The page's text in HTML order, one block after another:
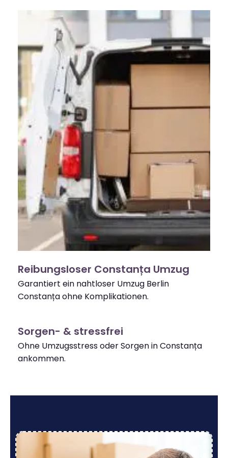
Reibungsloser Constanța Umzug
Garantiert ein nahtloser Umzug Berlin
Constanța ohne Komplikationen.
Sorgen- & stressfrei
Ohne Umzugsstress oder Sorgen in Constanța
ankommen.